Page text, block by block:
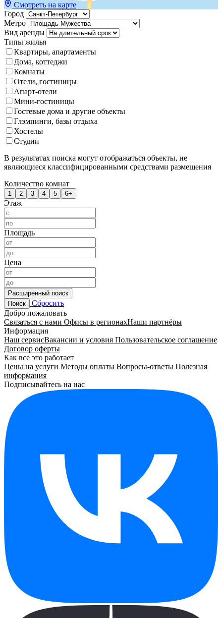
Смотреть на карте
Город
Метро
Вид аренды
Типы жилья
Квартиры, апартаменты
Дома, коттеджи
Комнаты
Отели, гостиницы
Апарт-отели
Мини-гостиницы
Гостевые дома и другие объекты
Глэмпинги, базы отдыха
Хостелы
Студии
В результатах поиска могут отображаться объекты, не
являющиеся классифицированными средствами размещения
Количество комнат
1 2 3 4 5 6+
Этаж
Площадь
Цена
Расширенный поиск
Поиск
Сбросить
Добро пожаловать
Связаться с нами Офисы в регионахНаши партнёры
Информация
Наш сервисВакансии и условия Пользовательское соглашение
Договор оферты
Как все это работает
Цены на услуги Методы оплаты Вопросы-ответы Полезная
информация
Подписывайтесь на нас